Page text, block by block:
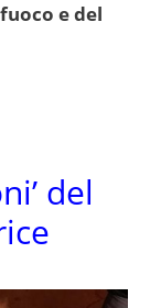
e del
del